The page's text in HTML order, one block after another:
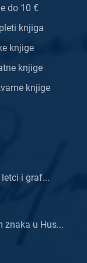
do 10 €
knjiga
knjige
knjige
knjige
i graf...
znaka u Hus...